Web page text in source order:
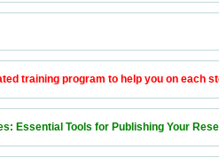
training program to help you
Essential Tools for